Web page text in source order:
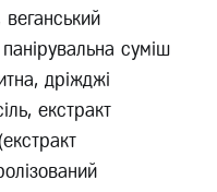
веганський
суміш
дріжджі
екстракт